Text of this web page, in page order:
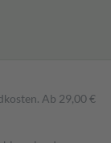
Ab 29,00 €